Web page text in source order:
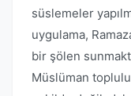
süslemeler
uygulama,
bir şölen
Müslüman